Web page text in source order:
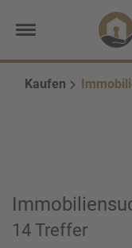
Ihr Vorname*
Kaufen
14 Treffer